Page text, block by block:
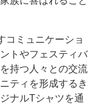
コミュニケーショ
トやフェスティバ
持つ人々との交流
ティを形成するき
ナルTシャツを通